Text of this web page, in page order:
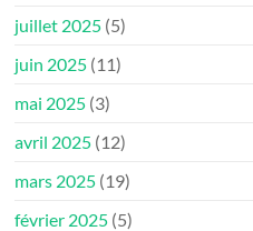
juillet 2025 (5)
juin 2025 (11)
mai 2025 (3)
avril 2025 (12)
mars 2025 (19)
février 2025 (5)